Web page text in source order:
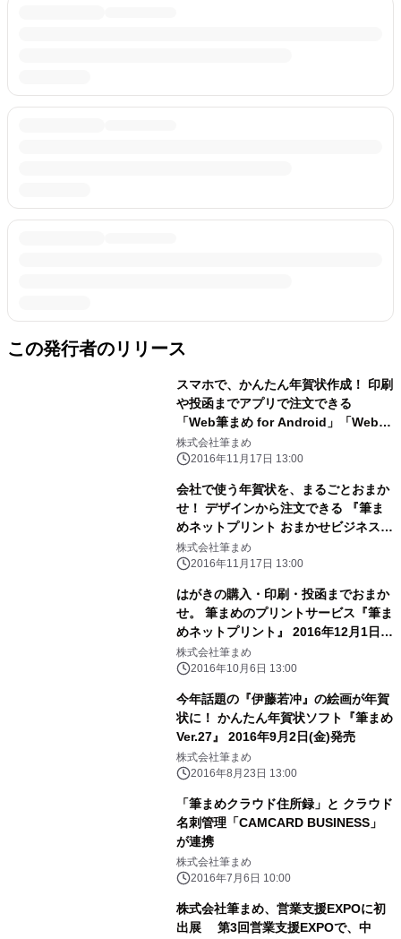
この発行者のリリース
スマホで、かんたん年賀状作成！ 印刷
や投函までアプリで注文できる
「Web筆まめ for Android」「Web筆
まめ for iPhone」を 無料で配信
株式会社筆まめ
2016年11月17日 13:00
会社で使う年賀状を、まるごとおまか
せ！ デザインから注文できる 『筆ま
めネットプリント おまかせビジネス年
賀状』 2016年11月17日(木)サービス
開始
株式会社筆まめ
2016年11月17日 13:00
はがきの購入・印刷・投函までおまか
せ。 筆まめのプリントサービス『筆ま
めネットプリント』 2016年12月1日
(木)サービス開始
株式会社筆まめ
2016年10月6日 13:00
今年話題の『伊藤若冲』の絵画が年賀
状に！ かんたん年賀状ソフト『筆まめ
Ver.27』 2016年9月2日(金)発売
株式会社筆まめ
2016年8月23日 13:00
「筆まめクラウド住所録」と クラウド
名刺管理「CAMCARD BUSINESS」
が連携
株式会社筆まめ
2016年7月6日 10:00
株式会社筆まめ、営業支援EXPOに初
出展 第3回営業支援EXPOで、中